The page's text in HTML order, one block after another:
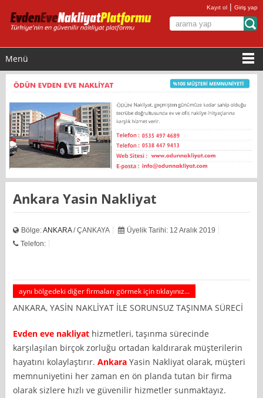
Kayıt ol |Giriş yap
Menü
Ankara Yasin Nakliyat
Bölge:ANKARA/ ÇANKAYA
Üyelik Tarihi: 12 Aralık 2019
Telefon:
aynı bölgedeki diğer firmaları görmek için tıklayınız...
ANKARA, YASİN NAKLİYAT İLE SORUNSUZ TAŞINMA SÜRECİ
Evden eve nakliyat hizmetleri, taşınma sürecinde
karşılaşılan birçok zorluğu ortadan kaldırarak müşterilerin
hayatını kolaylaştırır.Ankara Yasin Nakliyat olarak, müşteri
memnuniyetini her zaman en ön planda tutan bir firma
olarak sizlere hızlı ve güvenilir hizmetler sunmaktayız.